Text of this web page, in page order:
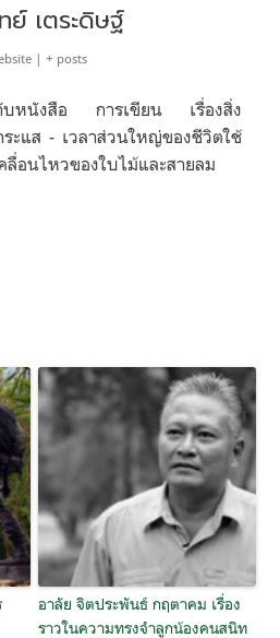
ย์ เตระดิษฐ์
| + posts
กับหนังสือ การเขียน เรื่องสิ่ง
ะแส - เวลาส่วนใหญ่ของชีวิตใช้
อนไหวของใบไม้และสายลม
อาลัย จิตประพันธ์ กฤตาคม เรื่อง
ราวในความทรงจำลูกน้องคนสนิท